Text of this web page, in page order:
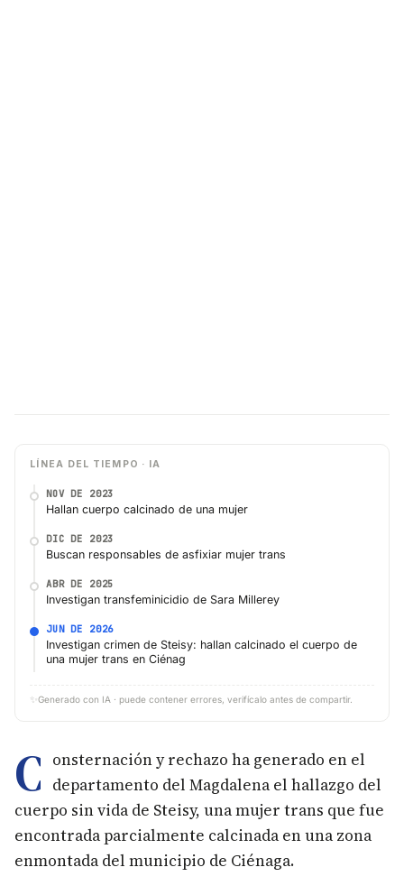
LÍNEA DEL TIEMPO · IA
NOV DE 2023
Hallan cuerpo calcinado de una mujer
DIC DE 2023
Buscan responsables de asfixiar mujer trans
ABR DE 2025
Investigan transfeminicidio de Sara Millerey
JUN DE 2026
Investigan crimen de Steisy: hallan calcinado el cuerpo de
una mujer trans en Ciénag
✨ Generado con IA · puede contener errores, verifícalo antes de compartir.
C onsternación y rechazo ha generado en el
departamento del Magdalena el hallazgo del
cuerpo sin vida de Steisy, una mujer trans que fue
encontrada parcialmente calcinada en una zona
enmontada del municipio de Ciénaga.